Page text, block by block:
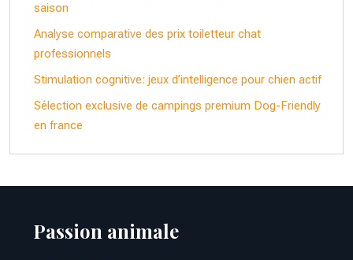
saison
Analyse comparative des prix toiletteur chat
professionnels
Stimulation cognitive: jeux d’intelligence pour chien actif
Sélection exclusive de campings premium Dog-Friendly
en france
Passion animale